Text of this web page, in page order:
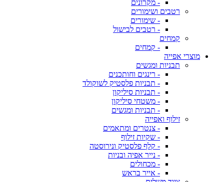
- מקרונים
רטבים ושימורים
- שימורים
- רטבים לבישול
קמחים
- קמחים
מוצרי אפייה
תבניות ומגשים
- רינגים וחותכנים
- תבניות פלסטיק לשוקולד
- תבניות סיליקון
- משטחי סיליקון
- תבניות ומגשים
זילוף ואפייה
- צנטרים ומתאמים
- שקיות זילוף
- קלף פלסטיק ונירוסטה
- נייר אפיה ובניות
- מכחולים
- אייר בראש